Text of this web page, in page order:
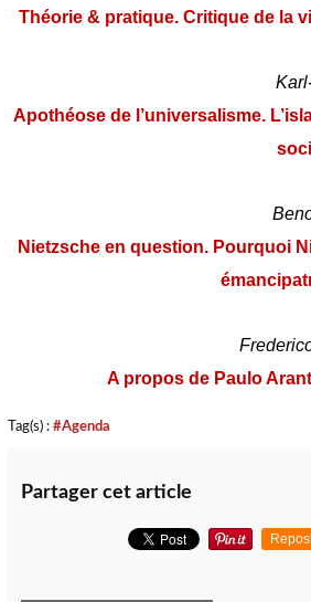
Théorie & pratique. Critique de la
Apothéose de l’universalisme.
Nietzsche en question. Pourquoi
A propos de Paulo
Tag(s) : #Agenda
Partager cet article